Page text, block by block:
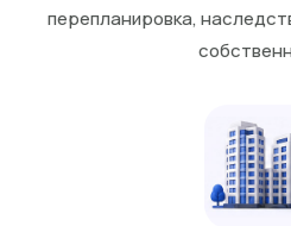
перепланировка,